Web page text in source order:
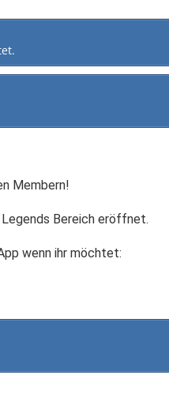
Membern!
Bereich eröffnet.
wenn ihr möchtet: